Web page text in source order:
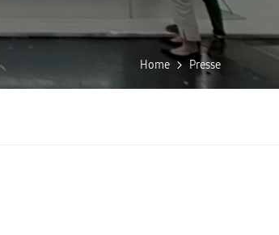
Home Presse